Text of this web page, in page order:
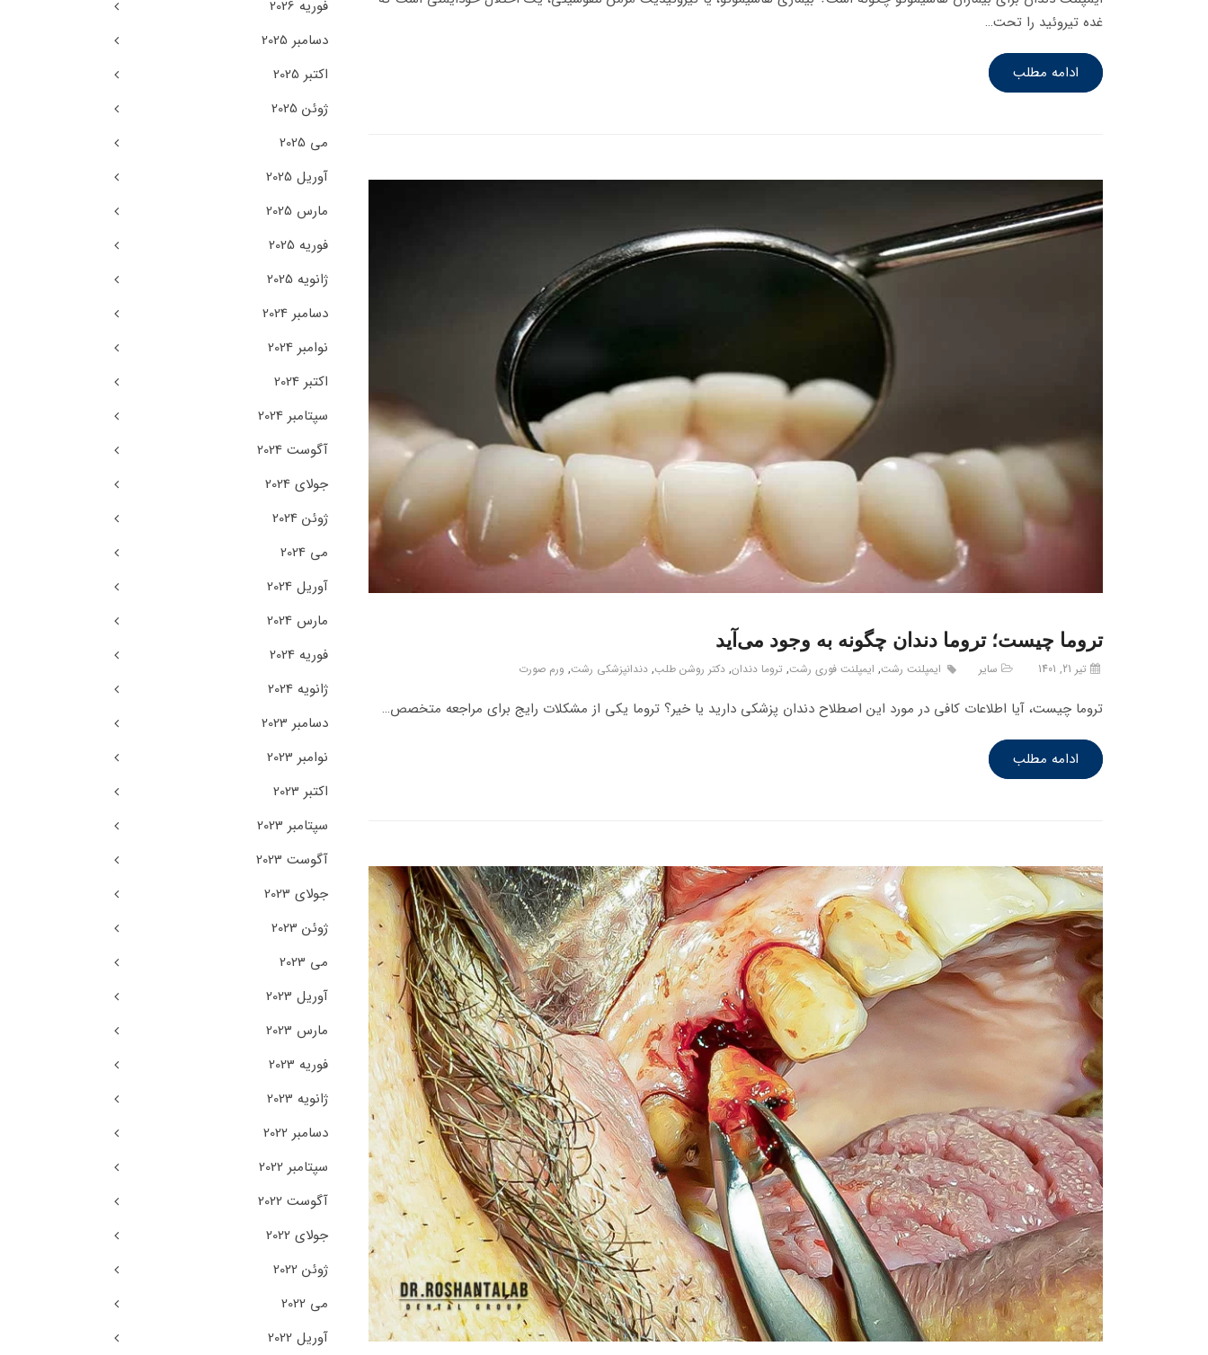
غده تیروئید را تحت…
ادامه مطلب
تروما چیست؛ تروما دندان چگونه به وجود می‌آید
تیر 21, 1401 سایر ایمپلنت رشت, ایمپلنت فوری رشت, تروما دندان, دکتر روشن طلب, دندانپزشکی رشت, ورم صورت
تروما چیست، آیا اطلاعات کافی در مورد این اصطلاح دندان پزشکی دارید یا خیر؟ تروما یکی از مشکلات رایج برای مراجعه متخصص…
ادامه مطلب
فوریه 2026
دسامبر 2025
اکتبر 2025
ژوئن 2025
می 2025
آوریل 2025
مارس 2025
فوریه 2025
ژانویه 2025
دسامبر 2024
نوامبر 2024
اکتبر 2024
سپتامبر 2024
آگوست 2024
جولای 2024
ژوئن 2024
می 2024
آوریل 2024
مارس 2024
فوریه 2024
ژانویه 2024
دسامبر 2023
نوامبر 2023
اکتبر 2023
سپتامبر 2023
آگوست 2023
جولای 2023
ژوئن 2023
می 2023
آوریل 2023
مارس 2023
فوریه 2023
ژانویه 2023
دسامبر 2022
سپتامبر 2022
آگوست 2022
جولای 2022
ژوئن 2022
می 2022
آوریل 2022